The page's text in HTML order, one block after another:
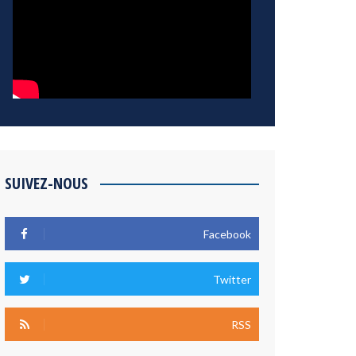
SUIVEZ-NOUS
Facebook
Twitter
RSS